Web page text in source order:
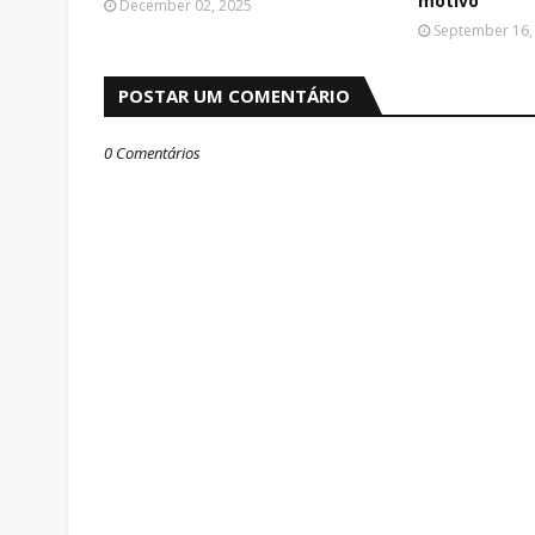
December 02, 2025
September
POSTAR UM COMENTÁRIO
0 Comentários